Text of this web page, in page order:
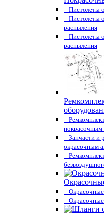
– Пистолеты
– Пистолеты
распыления
– Пистолеты
распыления
–
покрасочным
– Запчасти и
окрасочным
–
– Окрасочные
–